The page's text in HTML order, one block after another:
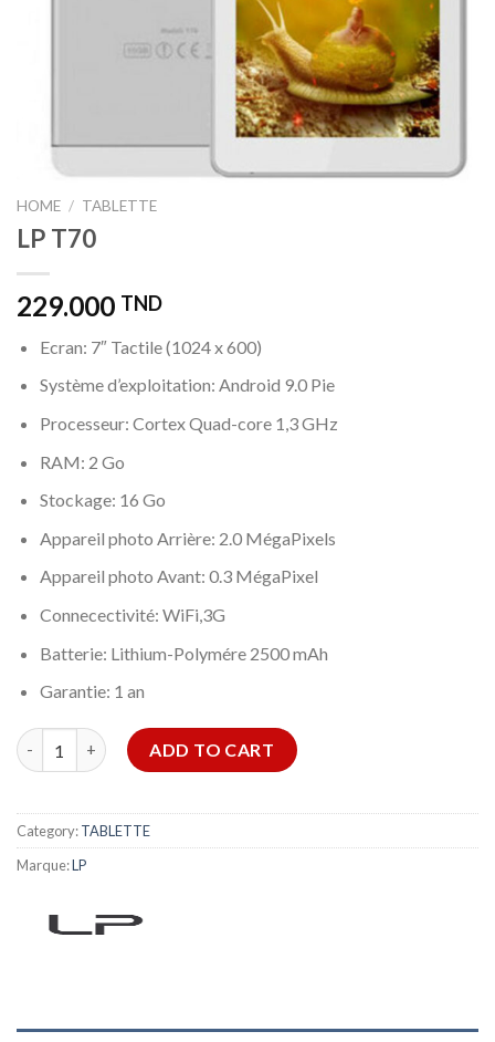
HOME / TABLETTE
LP T70
229.000 TND
Ecran: 7″ Tactile (1024 x 600)
Système d’exploitation: Android 9.0 Pie
Processeur: Cortex Quad-core 1,3 GHz
RAM: 2 Go
Stockage: 16 Go
Appareil photo Arrière: 2.0 MégaPixels
Appareil photo Avant: 0.3 MégaPixel
Connecectivité: WiFi,3G
Batterie: Lithium-Polymére 2500 mAh
Garantie: 1 an
LP T70 quantity ADD TO CART
Category:TABLETTE
Marque:LP